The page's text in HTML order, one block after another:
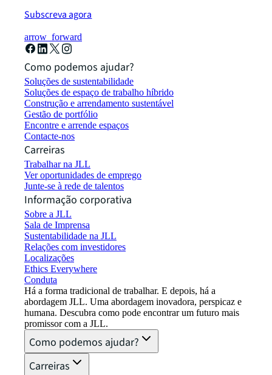
Subscreva agora
arrow_forward
Como podemos ajudar?
Soluções de sustentabilidade
Soluções de espaço de trabalho híbrido
Construção e arrendamento sustentável
Gestão de portfólio
Encontre e arrende espaços
Contacte-nos
Carreiras
Trabalhar na JLL
Ver oportunidades de emprego
Junte-se à rede de talentos
Informação corporativa
Sobre a JLL
Sala de Imprensa
Sustentabilidade na JLL
Relações com investidores
Localizações
Ethics Everywhere
Conduta
Há a forma tradicional de trabalhar. E depois, há a
abordagem JLL. Uma abordagem inovadora, perspicaz e
humana. Descubra como pode encontrar um futuro mais
promissor com a JLL.
Como podemos ajudar?
Carreiras